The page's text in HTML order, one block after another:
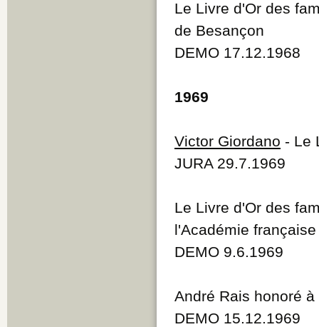
Le Livre d'Or des
de Besançon
DEMO 17.12.1968
1969
Victor Giordano - Le
JURA 29.7.1969
Le Livre d'Or des
l'Académie française
DEMO 9.6.1969
André Rais honoré
DEMO 15.12.1969